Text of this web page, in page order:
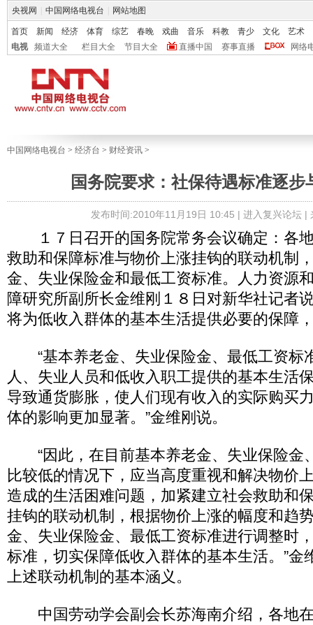
央视网 中国网络电视台 网站地图
首页 新闻 经济 体育 综艺 春晚 戏曲 音乐 科教 青少 文化
艺术
电视
频道大全 栏目大全 节目大全 直播中国 赛事直播 网络
中国网络电视台 > 经济台 > 财经资讯 >
国务院要求：社保待遇标准逐步
发布时间:2010年11月19日 10:45 | 进入复兴论坛|
１７日召开的国务院常务会议确定：各
救助和保障标准与物价上涨挂钩的联动机制
金、失业保险金和最低工资标准。人力资源
障研究所副所长金维刚１８日对新华社记者
将为低收入群体的基本生活提供必要的保障
“基本养老金、失业保险金、最低工资标
人、失业人员和低收入职工提供的基本生活
导致通货膨胀，使人们现有收入的实际购买
体的影响更加显著。”金维刚说。
“因此，在目前基本养老金、失业保险金
比较低的情况下，应当高度重视和解决物价
造成的生活困难问题，加紧建立社会救助和
挂钩的联动机制，根据物价上涨的幅度和趋
金、失业保险金、最低工资标准进行调整时
标准，切实保障低收入群体的基本生活。”金
上述联动机制的基本涵义。
中国劳动学会副会长苏海南介绍，各地